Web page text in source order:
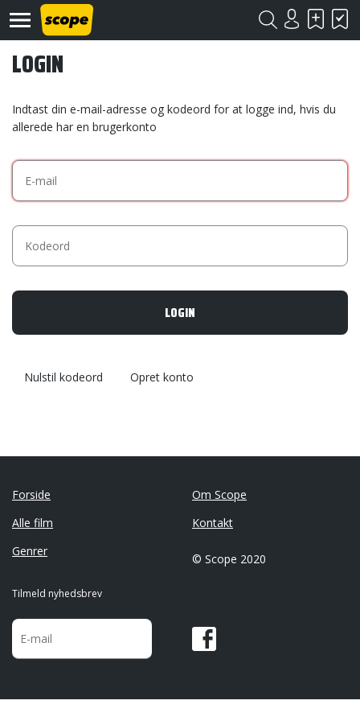
Kontakt
©
2020
LOGIN
Indtast din e-mail-adresse og kodeord for at logge ind, hvis du
allerede har en brugerkonto
Nulstil kodeord Opret konto
Forside
Alle film
Genrer
Om Scope
Kontakt
© Scope 2020
Tilmeld nyhedsbrev